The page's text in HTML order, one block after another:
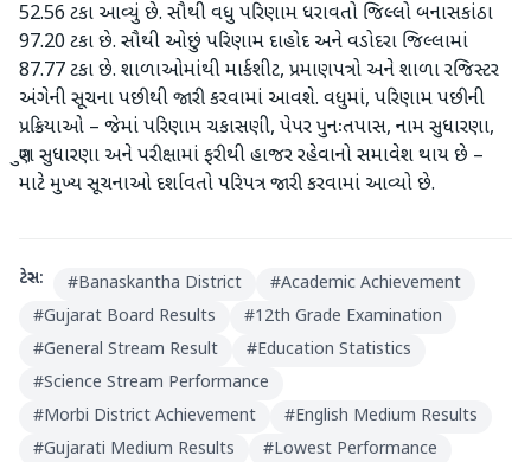
52.56 ટકા આવ્યું છે. સૌથી વધુ પરિણામ ધરાવતો જિલ્લો બનાસકાંઠા
97.20 ટકા છે. સૌથી ઓછું પરિણામ દાહોદ અને વડોદરા જિલ્લામાં
87.77 ટકા છે. શાળાઓમાંથી માર્કશીટ, પ્રમાણપત્રો અને શાળા રજિસ્ટર
અંગેની સૂચના પછીથી જારી કરવામાં આવશે. વધુમાં, પરિણામ પછીની
પ્રક્રિયાઓ – જેમાં પરિણામ ચકાસણી, પેપર પુનઃતપાસ, નામ સુધારણા,
ગુણ સુધારણા અને પરીક્ષામાં ફરીથી હાજર રહેવાનો સમાવેશ થાય છે –
માટે મુખ્ય સૂચનાઓ દર્શાવતો પરિપત્ર જારી કરવામાં આવ્યો છે.
ટેગ્સ: #Banaskantha District #Academic Achievement
#Gujarat Board Results #12th Grade Examination
#General Stream Result #Education Statistics
#Science Stream Performance
#Morbi District Achievement #English Medium Results
#Gujarati Medium Results #Lowest Performance